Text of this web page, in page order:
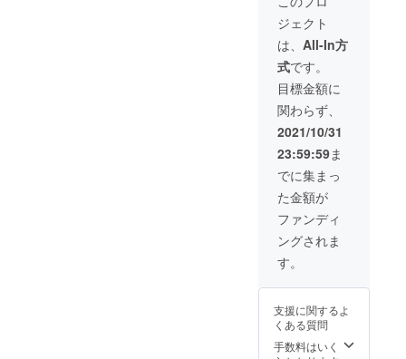
セット
内容
「ハ
ル」
お届け
時期 3
月～5月
草原の
青空 い
すみの
白い月
モッ
ツァレ
ラ いち
ごのフ
ロマー
ジュブ
ツ」お
期 6
月～8月
ミルク
の模様
がある
ので
「エイ
ト」と
名付け
まし
た。 生
まれた
子牛の
お写真
をお送
りいた
します
ので、
その子
にぴっ
を考え
だきた
いで
す。 支
です。
何気な
く飲ん
でいる
牛乳が
どこか
らやっ
てくる
のか？
牛って
どんな
生き
物？ 酪
農家っ
てどん
なお仕
事？ 牛
て学
と命の
繋がり
や、命
ジェクト
は、 All-In方
式です。
目標金額に
関わらず、
2021/10/31
23:59:59ま
でに集まっ
た金額が
ファンディ
ングされま
す。
支援に関するよ
くある質問
手数料はいく